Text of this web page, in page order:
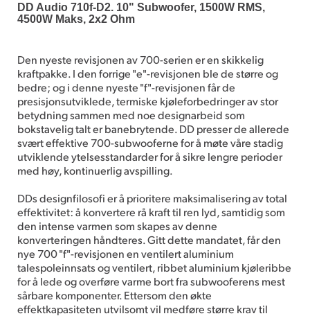
DD Audio 710f-D2. 10" Subwoofer, 1500W RMS,
4500W Maks, 2x2 Ohm
Den nyeste revisjonen av 700-serien er en skikkelig
kraftpakke. I den forrige "e"-revisjonen ble de større og
bedre; og i denne nyeste "f"-revisjonen får de
presisjonsutviklede, termiske kjøleforbedringer av stor
betydning sammen med noe designarbeid som
bokstavelig talt er banebrytende. DD presser de allerede
svært effektive 700-subwooferne for å møte våre stadig
utviklende ytelsesstandarder for å sikre lengre perioder
med høy, kontinuerlig avspilling.
DDs designfilosofi er å prioritere maksimalisering av total
effektivitet: å konvertere rå kraft til ren lyd, samtidig som
den intense varmen som skapes av denne
konverteringen håndteres. Gitt dette mandatet, får den
nye 700 "f"-revisjonen en ventilert aluminium
talespoleinnsats og ventilert, ribbet aluminium kjøleribbe
for å lede og overføre varme bort fra subwooferens mest
sårbare komponenter. Ettersom den økte
effektkapasiteten utvilsomt vil medføre større krav til